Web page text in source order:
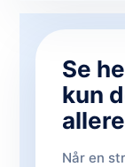
Se
kun
Når en